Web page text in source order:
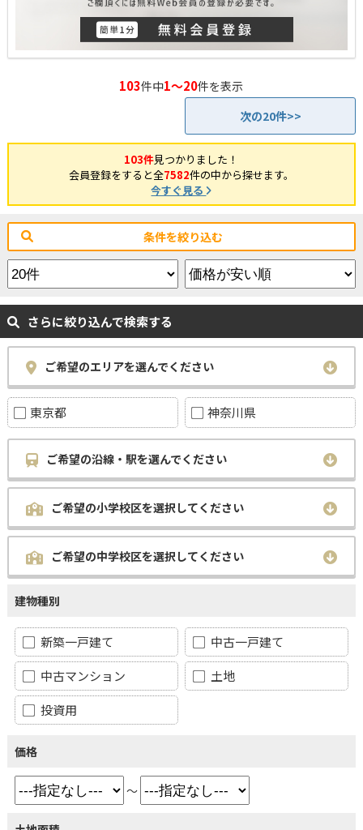
103件中1～20件を表示
次の20件>>
103件見つかりました！
会員登録をすると全7582件の中から探せます。
今すぐ見る
条件を絞り込む
さらに絞り込んで検索する
ご希望のエリアを選んでください
東京都 神奈川県
ご希望の沿線・駅を選んでください
ご希望の小学校区を選択してください
ご希望の中学校区を選択してください
建物種別
新築一戸建て
中古一戸建て
中古マンション
土地
投資用
価格
～